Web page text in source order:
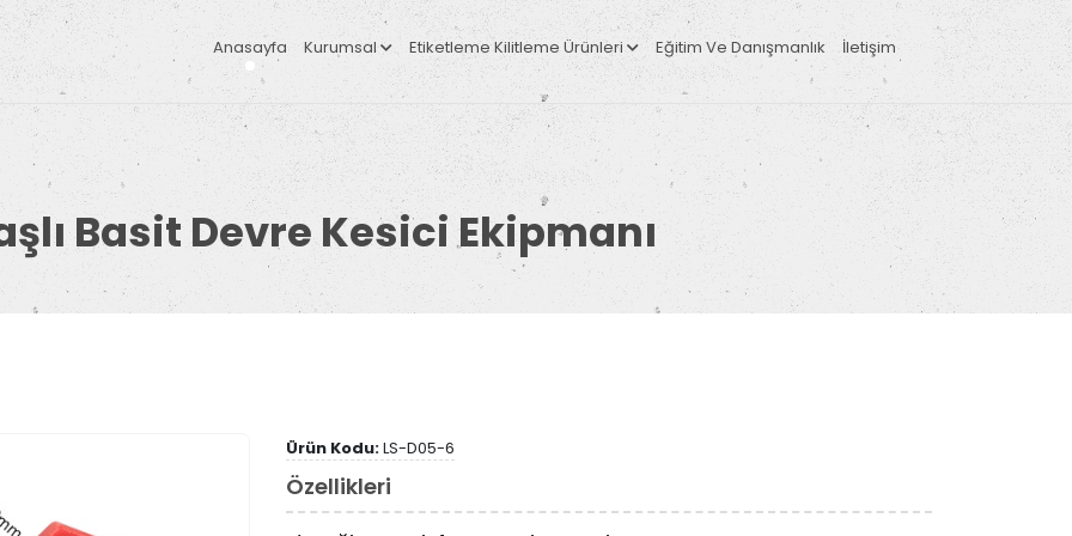
Anasayfa Kurumsal Etiketleme Kilitleme Ürünleri Eğitim Ve Danışmanlık İletişim
Basit Devre Kesici Ekipmanı
Ürün Kodu:LS-D05-6
Özellikleri